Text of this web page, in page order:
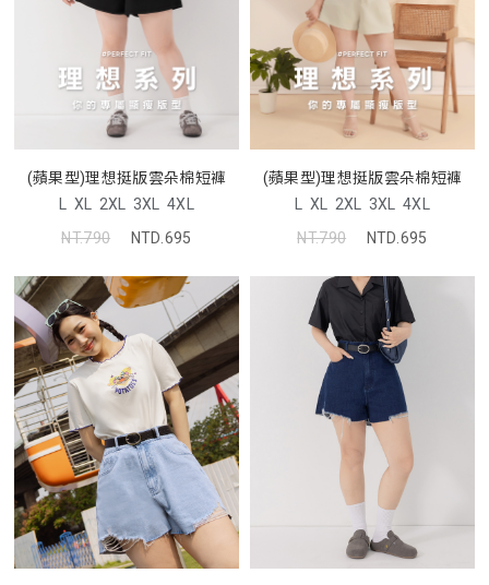
(蘋果型)理想挺版雲朵棉短褲
L XL 2XL 3XL 4XL
NT.790
NTD.695
(蘋果型)理想挺版雲朵棉短褲
L XL 2XL 3XL 4XL
NT.790
NTD.695